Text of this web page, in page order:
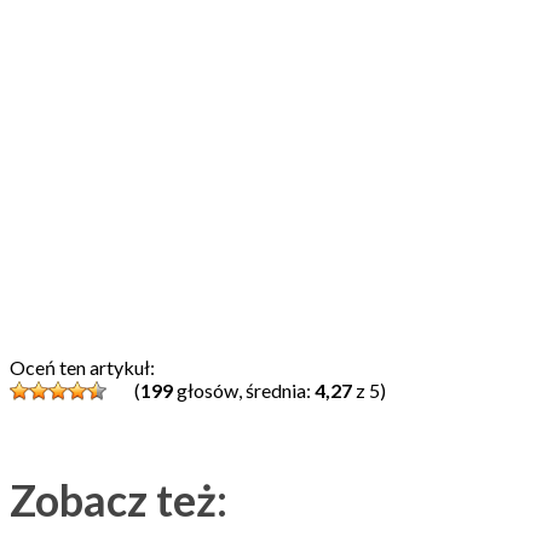
Oceń ten artykuł:
(199głosów, średnia: 4,27 z 5)
Zobacz też: